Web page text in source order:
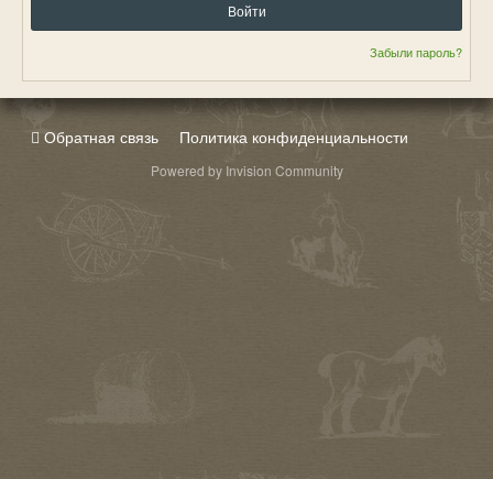
Войти
Забыли пароль?
Обратная связь Политика конфиденциальности
Powered by Invision Community